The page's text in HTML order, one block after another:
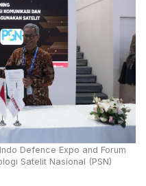
Defence Expo and Forum
Satelit Nasional (PSN)